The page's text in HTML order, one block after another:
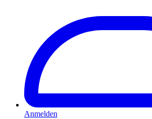
Anmelden